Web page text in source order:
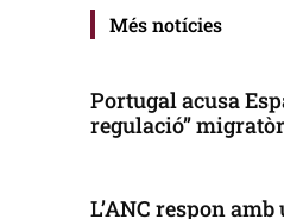
Més notícies
Portugal acusa
regulació”
L’ANC respon